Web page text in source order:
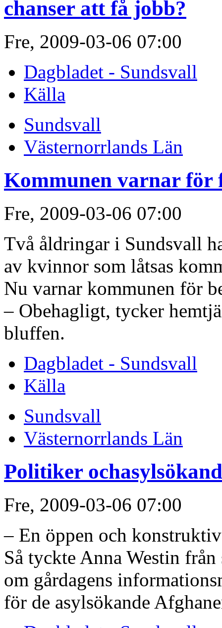
chanser att få jobb?
Fre, 2009-03-06 07:00
Dagbladet - Sundsvall
Källa
Sundsvall
Västernorrlands Län
Kommunen varnar för
Fre, 2009-03-06 07:00
Två åldringar i Sundsvall
av kvinnor som låtsas
Nu varnar kommunen för
– Obehagligt, tycker
bluffen.
Dagbladet - Sundsvall
Källa
Sundsvall
Västernorrlands Län
Politiker
Fre, 2009-03-06 07:00
– En öppen och
Så tyckte Anna Westin
om gårdagens
för de asylsökande